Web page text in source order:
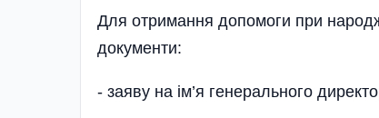
Для отримання допомоги при
документи:
- заяву на ім’я генерального